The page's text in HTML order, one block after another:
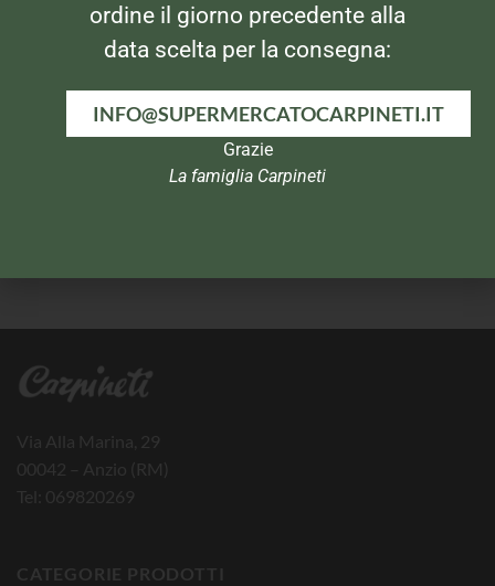
Via Alla Marina, 29
00042 – Anzio (RM)
Tel: 069820269
CATEGORIE PRODOTTI
ordine il giorno precedente alla
data scelta per la consegna:
INFO@SUPERMERCATOCARPINETI.IT
Grazie
La famiglia Carpineti